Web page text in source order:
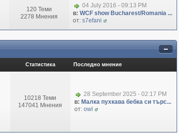
120 Теми
2278 Мнения
04 July 2016 - 09:13 PM
в: WCF show Bucharest/Romania ...
от: s7efani
Статистика Последно мнение
10218 Теми
147041 Мнения
28 September 2025 - 02:17 PM
в: Малка пухкава бебка си търс...
от: owl